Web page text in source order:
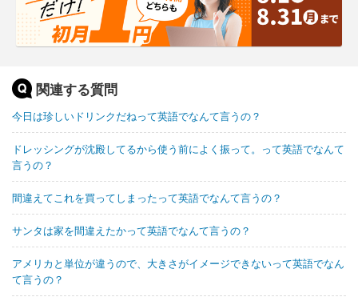
関連する質問
今日は珍しいドリンクだねって英語でなんて言うの？
ドレッシングが沈殿してるから使う前によく振って。って英語でなんて
言うの？
間違えてこれを買ってしまったって英語でなんて言うの？
サンタは家を間違えたかって英語でなんて言うの？
アメリカと単位が違うので、大きさがイメージできないって英語でなん
て言うの？